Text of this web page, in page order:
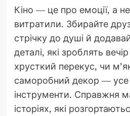
Кіно — це про емоції, а
витратили. Збирайте
стрічку до душі й
деталі, які зроблять
хрусткий перекус, чи
саморобний декор —
інструменти. Справжня
історіях, які